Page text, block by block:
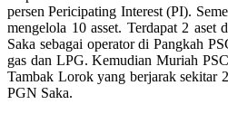
persen Pericipating Interest (PI).
mengelola 10 asset. Terdapat 2 aset
Saka sebagai operator di Pangkah
gas dan LPG. Kemudian Muriah
Tambak Lorok yang berjarak sekitar
PGN Saka.